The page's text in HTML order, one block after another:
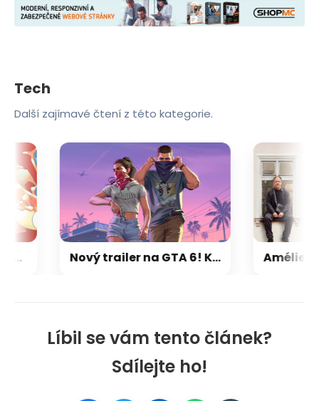
Líbil se vám tento článek?
Sdílejte ho!
Tech
Další zajímavé čtení z této kategorie.
Nový trailer na GTA 6! Kdo zaplatí, ten jej uvidí o pár hodin dříve